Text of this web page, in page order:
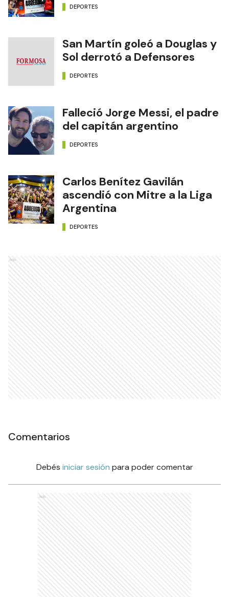
DEPORTES
San Martín goleó a Douglas y
Sol derrotó a Defensores
DEPORTES
Falleció Jorge Messi, el padre
del capitán argentino
DEPORTES
Carlos Benítez Gavilán
ascendió con Mitre a la Liga
Argentina
DEPORTES
Ads
Comentarios
Debés iniciar sesión para poder comentar
Ads